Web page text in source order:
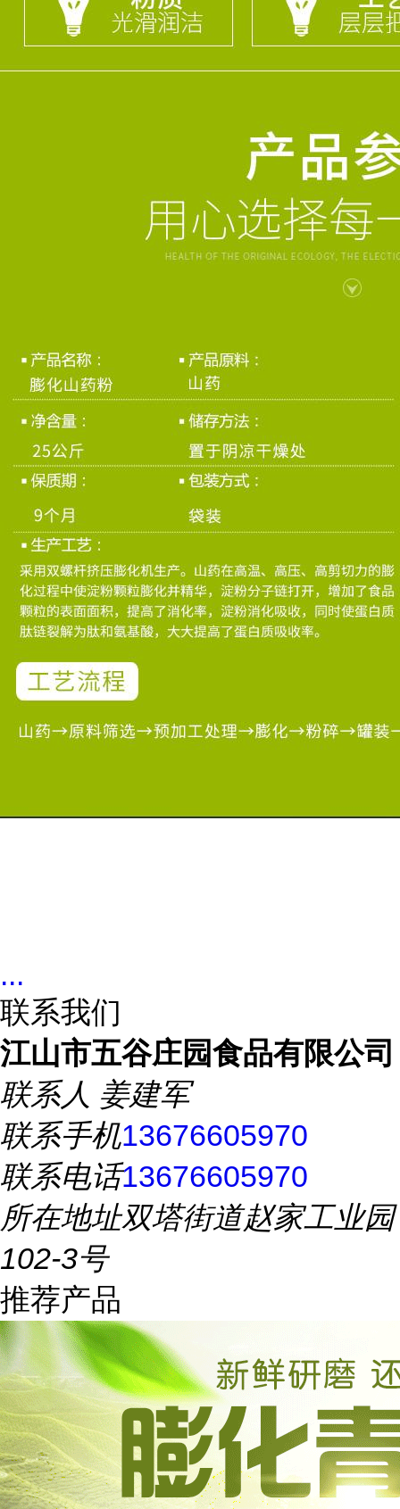
...
联系我们
江山市五谷庄园食品有限公司
联系人 姜建军
联系手机13676605970
联系电话13676605970
所在地址双塔街道赵家工业园
102-3号
推荐产品